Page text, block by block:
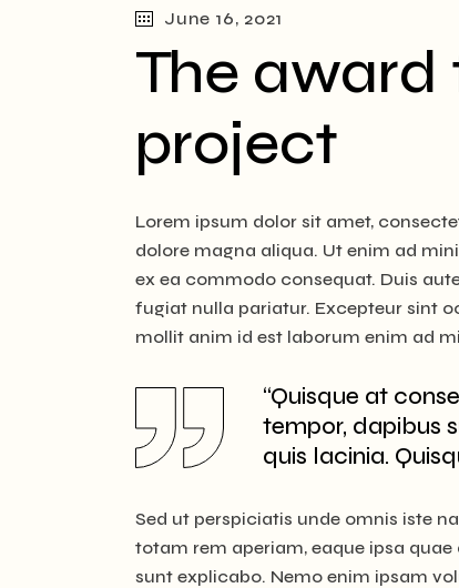
June 16, 2021
The award
project
Lorem ipsum dolor sit amet,
dolore magna aliqua. Ut enim ad
ex ea commodo consequat. Duis
fugiat nulla pariatur. Excepteur sint
mollit anim id est laborum enim ad
“Quisque at
tempor, dapibus
quis lacinia.
Sed ut perspiciatis unde omnis iste
totam rem aperiam, eaque ipsa
sunt explicabo. Nemo enim ipsam